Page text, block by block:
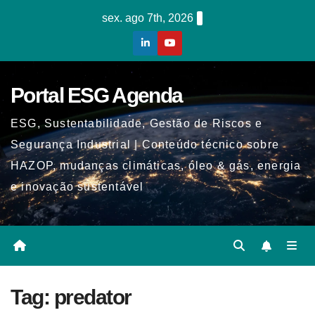
sex. ago 7th, 2026
Portal ESG Agenda
ESG, Sustentabilidade, Gestão de Riscos e
Segurança Industrial | Conteúdo técnico sobre
HAZOP, mudanças climáticas, óleo & gás, energia
e inovação sustentável
Tag: predator